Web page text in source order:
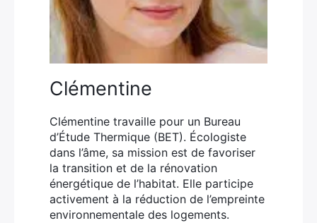
Clémentine
Clémentine travaille pour un Bureau
d’Étude Thermique (BET). Écologiste
dans l’âme, sa mission est de favoriser
la transition et de la rénovation
énergétique de l’habitat. Elle participe
activement à la réduction de l’empreinte
environnementale des logements.